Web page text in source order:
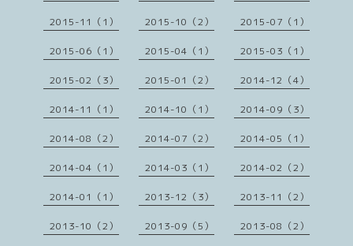
2015-11（1） 2015-10（2） 2015-07（1）
2015-06（1） 2015-04（1） 2015-03（1）
2015-02（3） 2015-01（2） 2014-12（4）
2014-11（1） 2014-10（1） 2014-09（3）
2014-08（2） 2014-07（2） 2014-05（1）
2014-04（1） 2014-03（1） 2014-02（2）
2014-01（1） 2013-12（3） 2013-11（2）
2013-10（2） 2013-09（5） 2013-08（2）